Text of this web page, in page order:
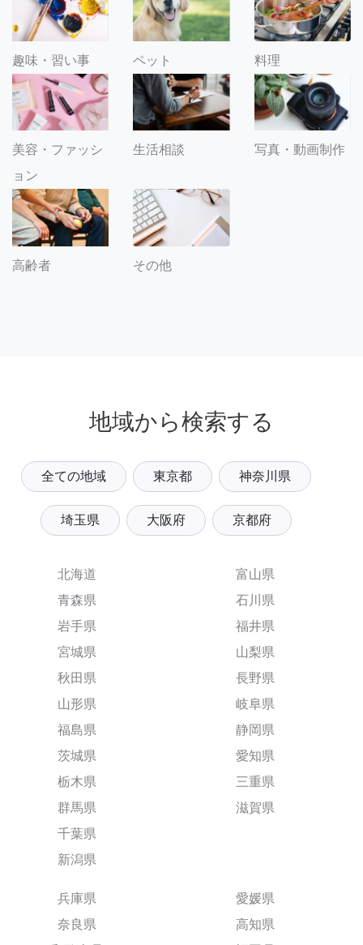
趣味・習い事 ペット 料理
美容・ファッシ
ョン
生活相談 写真・動画制作
高齢者 その他
地域から検索する
全ての地域 東京都 神奈川県
埼玉県 大阪府 京都府
北海道
青森県
岩手県
宮城県
秋田県
山形県
福島県
茨城県
栃木県
群馬県
千葉県
新潟県
富山県
石川県
福井県
山梨県
長野県
岐阜県
静岡県
愛知県
三重県
滋賀県
兵庫県
奈良県
愛媛県
高知県